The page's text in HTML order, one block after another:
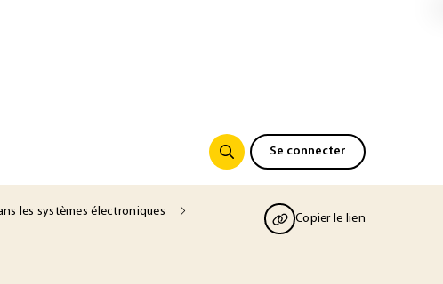
Se connecter
les systèmes électroniques
Copier le lien